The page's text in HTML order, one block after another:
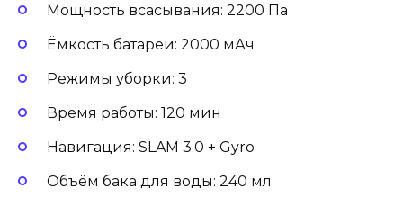
Мощность всасывания: 2200 Па
Ёмкость батареи: 2000 мАч
Режимы уборки: 3
Время работы: 120 мин
Навигация: SLAM 3.0 + Gyro
Объём бака для воды: 240 мл